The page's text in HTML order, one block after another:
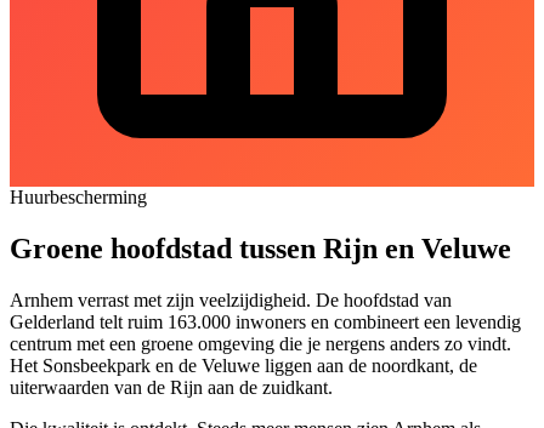
Huurbescherming
Groene hoofdstad tussen Rijn en Veluwe
Arnhem verrast met zijn veelzijdigheid. De hoofdstad van
Gelderland telt ruim 163.000 inwoners en combineert een levendig
centrum met een groene omgeving die je nergens anders zo vindt.
Het Sonsbeekpark en de Veluwe liggen aan de noordkant, de
uiterwaarden van de Rijn aan de zuidkant.